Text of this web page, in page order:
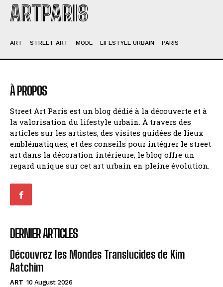
ARTPARIS
ART STREET ART MODE LIFESTYLE URBAIN PARIS
À PROPOS
Street Art Paris est un blog dédié à la découverte et à
la valorisation du lifestyle urbain. À travers des
articles sur les artistes, des visites guidées de lieux
emblématiques, et des conseils pour intégrer le street
art dans la décoration intérieure, le blog offre un
regard unique sur cet art urbain en pleine évolution.
DERNIER ARTICLES
Découvrez les Mondes Translucides de Kim
Aatchim
ART 10 August 2026